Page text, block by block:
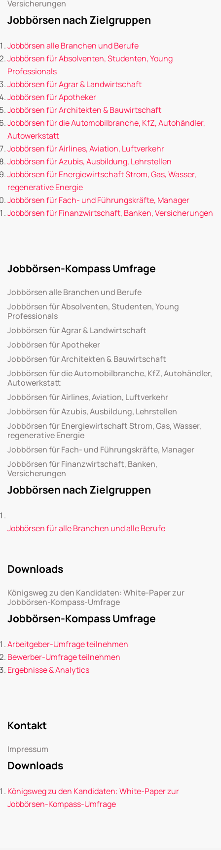
Versicherungen
Jobbörsen nach Zielgruppen
Jobbörsen alle Branchen und Berufe
Jobbörsen für Absolventen, Studenten, Young
Professionals
Jobbörsen für Agrar & Landwirtschaft
Jobbörsen für Apotheker
Jobbörsen für Architekten & Bauwirtschaft
Jobbörsen für die Automobilbranche, KfZ, Autohändler,
Autowerkstatt
Jobbörsen für Airlines, Aviation, Luftverkehr
Jobbörsen für Azubis, Ausbildung, Lehrstellen
Jobbörsen für Energiewirtschaft Strom, Gas, Wasser,
regenerative Energie
Jobbörsen für Fach- und Führungskräfte, Manager
Jobbörsen für Finanzwirtschaft, Banken, Versicherungen
Jobbörsen-Kompass Umfrage
Jobbörsen alle Branchen und Berufe
Jobbörsen für Absolventen, Studenten, Young
Professionals
Jobbörsen für Agrar & Landwirtschaft
Jobbörsen für Apotheker
Jobbörsen für Architekten & Bauwirtschaft
Jobbörsen für die Automobilbranche, KfZ, Autohändler,
Autowerkstatt
Jobbörsen für Airlines, Aviation, Luftverkehr
Jobbörsen für Azubis, Ausbildung, Lehrstellen
Jobbörsen für Energiewirtschaft Strom, Gas, Wasser,
regenerative Energie
Jobbörsen für Fach- und Führungskräfte, Manager
Jobbörsen für Finanzwirtschaft, Banken,
Versicherungen
Jobbörsen nach Zielgruppen
Jobbörsen für alle Branchen und alle Berufe
Downloads
Königsweg zu den Kandidaten: White-Paper zur
Jobbörsen-Kompass-Umfrage
Jobbörsen-Kompass Umfrage
Arbeitgeber-Umfrage teilnehmen
Bewerber-Umfrage teilnehmen
Ergebnisse & Analytics
Kontakt
Impressum
Downloads
Königsweg zu den Kandidaten: White-Paper zur
Jobbörsen-Kompass-Umfrage